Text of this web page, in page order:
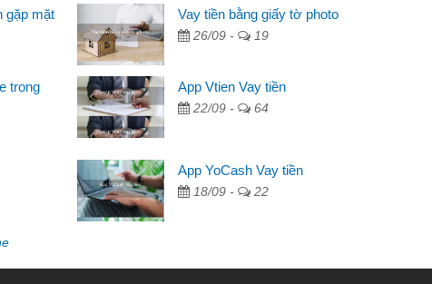
viên
thông qua quảng cáo trên facebook. Tôi là
cần đóng tiền nhà, sinh nhật bạn bè, mà đọc
nhanh gọn nên tôi quyết định vay
các ngân hàng không ai cho vay. Trong khi
để giải quyết việc riêng, trong 1-2 ngày tôi trả
ơn đã giúp tôi kịp thời và nhanh chóng
gặp mặt Vay tiền bằng giấy tờ photo
26/09 - 19
trong
App Vtien Vay tiền
22/09 - 64
App YoCash Vay tiền
18/09 - 22